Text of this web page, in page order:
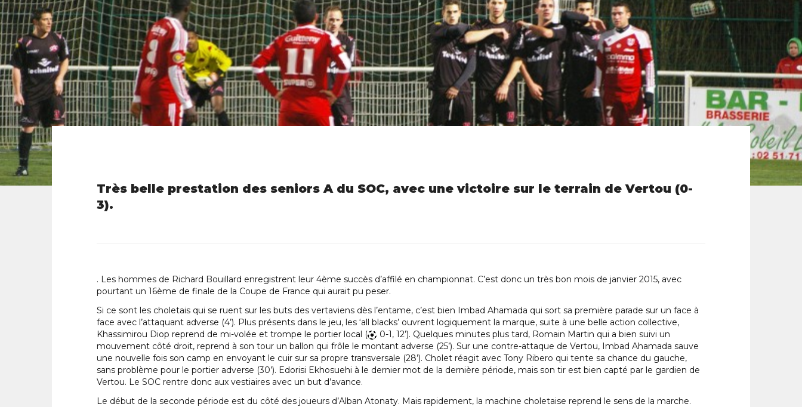
Très belle prestation des seniors A du SOC, avec une victoire sur le terrain de Vertou (0-
3).
. Les hommes de Richard Bouillard enregistrent leur 4ème succès d’affilé en championnat. C’est donc un très bon mois de janvier 2015, avec
pourtant un 16ème de finale de la Coupe de France qui aurait pu peser.
Si ce sont les choletais qui se ruent sur les buts des vertaviens dès l’entame, c’est bien Imbad Ahamada qui sort sa première parade sur un face à
face avec l’attaquant adverse (4’). Plus présents dans le jeu, les ‘all blacks’ ouvrent logiquement la marque, suite à une belle action collective,
Khassimirou Diop reprend de mi-volée et trompe le portier local (
0-1, 12’). Quelques minutes plus tard, Romain Martin qui a bien suivi un
mouvement côté droit, reprend à son tour un ballon qui frôle le montant adverse (25’). Sur une contre-attaque de Vertou, Imbad Ahamada sauve
une nouvelle fois son camp en envoyant le cuir sur sa propre transversale (28’). Cholet réagit avec Tony Ribero qui tente sa chance du gauche,
sans problème pour le portier adverse (30’). Edorisi Ekhosuehi à le dernier mot de la dernière période, mais son tir est bien capté par le gardien de
Vertou. Le SOC rentre donc aux vestiaires avec un but d’avance.
Le début de la seconde période est du côté des joueurs d’Alban Atonaty. Mais rapidement, la machine choletaise reprend le sens de la marche.